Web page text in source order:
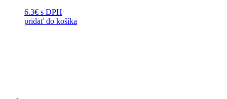
6.3€ s DPH
pridať do košíka